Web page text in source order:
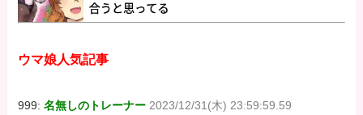
ウマ娘人気記事
999:名無しのトレーナー 2023/12/31(木) 23:59:59.59